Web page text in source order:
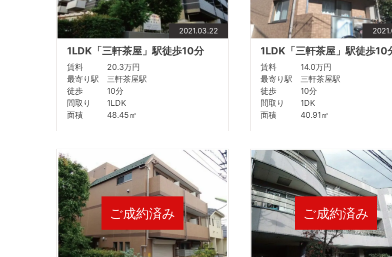
2021.03.22
1LDK「三軒茶屋」駅徒歩10分
賃料 20.3万円
最寄り駅 三軒茶屋駅
徒歩 10分
間取り 1LDK
面積 48.45㎡
1LDK「三軒茶屋」駅徒歩10
賃料 14.0万円
最寄り駅 三軒茶屋駅
徒歩 10分
間取り 1DK
面積 40.91㎡
ご成約済み ご成約済み